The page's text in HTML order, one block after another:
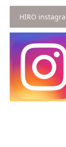
HIRO